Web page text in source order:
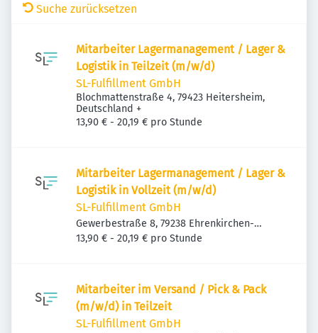
Suche zurücksetzen
Mitarbeiter Lagermanagement / Lager &
Logistik in Teilzeit (m/w/d)
SL-Fulfillment GmbH
Blochmattenstraße 4, 79423 Heitersheim,
Deutschland +
13,90 € - 20,19 € pro Stunde
Mitarbeiter Lagermanagement / Lager &
Logistik in Vollzeit (m/w/d)
SL-Fulfillment GmbH
Gewerbestraße 8, 79238 Ehrenkirchen-
Kirchhofen, Deutschland
13,90 € - 20,19 € pro Stunde
Mitarbeiter im Versand / Pick & Pack
(m/w/d) in Teilzeit
SL-Fulfillment GmbH